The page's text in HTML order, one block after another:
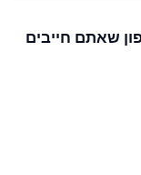
שאתם חייבים